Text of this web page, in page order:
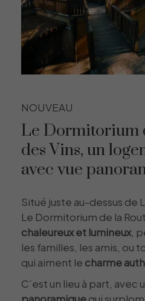
NOUVEAU
Le Dormitorium de la Route
des Vins, un
avec vue
Situé juste au-dessus de
Le Dormitorium de la
chaleureux et lumineux,
les familles, les amis, ou
qui aiment le charme
C’est un lieu à part, avec